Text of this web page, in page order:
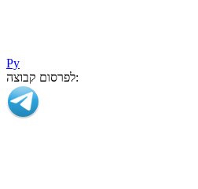
Ру
לפרסום קבוצה: